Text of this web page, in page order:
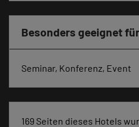
Besonders geeignet für
Seminar, Konferenz, Event
169 Seiten dieses Hotels